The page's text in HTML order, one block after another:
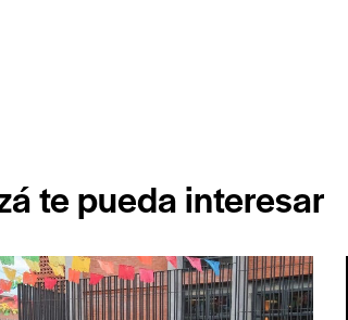
te pueda interesar